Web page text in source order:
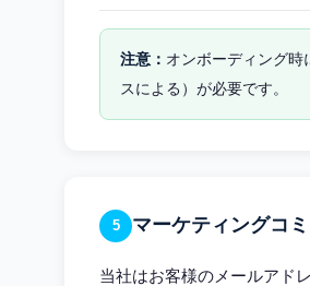
オンボーディング時
スによる）が必要です。
5 マーケティングコ
当社はお客様のメールアド